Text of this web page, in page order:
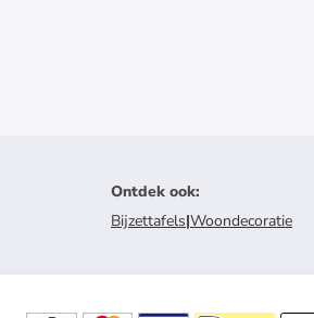
Ontdek ook:
Bijzettafels|Woondecoratie